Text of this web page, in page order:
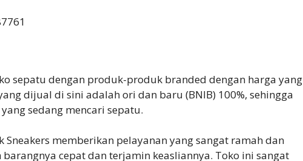
sepatu dengan produk-produk branded dengan harga yang
dijual di sini adalah ori dan baru (BNIB) 100%, sehingga
sedang mencari sepatu.
Sneakers memberikan pelayanan yang sangat ramah dan
cepat dan terjamin keasliannya. Toko ini sangat